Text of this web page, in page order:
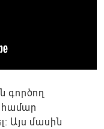
գործող
Այս մասին